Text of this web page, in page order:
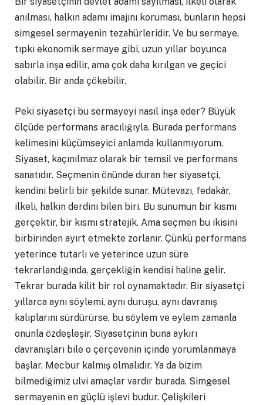
anılması, halkın adamı imajını koruması, bunların hepsi
simgesel sermayenin tezahürleridir. Ve bu sermaye,
tıpkı ekonomik sermaye gibi, uzun yıllar boyunca
sabırla inşa edilir, ama çok daha kırılgan ve geçici
olabilir. Bir anda çökebilir.
Peki siyasetçi bu sermayeyi nasıl inşa eder? Büyük
ölçüde performans aracılığıyla. Burada performans
kelimesini küçümseyici anlamda kullanmıyorum.
Siyaset, kaçınılmaz olarak bir temsil ve performans
sanatıdır. Seçmenin önünde duran her siyasetçi,
kendini belirli bir şekilde sunar. Mütevazı, fedakâr,
ilkeli, halkın derdini bilen biri. Bu sunumun bir kısmı
gerçektir, bir kısmı stratejik. Ama seçmen bu ikisini
birbirinden ayırt etmekte zorlanır. Çünkü performans
yeterince tutarlı ve yeterince uzun süre
tekrarlandığında, gerçekliğin kendisi haline gelir.
Tekrar burada kilit bir rol oynamaktadır. Bir siyasetçi
yıllarca aynı söylemi, aynı duruşu, aynı davranış
kalıplarını sürdürürse, bu söylem ve eylem zamanla
onunla özdeşleşir. Siyasetçinin buna aykırı
davranışları bile o çerçevenin içinde yorumlanmaya
başlar. Mecbur kalmış olmalıdır. Ya da bizim
bilmediğimiz ulvi amaçlar vardır burada. Simgesel
sermayenin en güçlü işlevi budur. Çelişkileri